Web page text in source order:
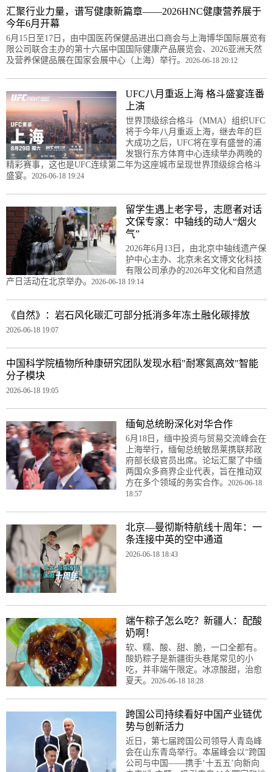
汇聚行业力量，谱写健康新篇章——2026HNC健康营养展于
今年6月开幕
6月15日至17日，由中国医药保健品进出口商会与上海博华国际展览有
限公司联合主办的第十六届中国国际健康产品展览会、2026亚洲天然
及营养保健品展在国家会展中心（上海）举行。 2026-06-18 20:12
UFC八月重返上海 格斗盛宴连番
上演
世界顶级综合格斗（MMA）组织UFC
将于今年八月重返上海，继去年的巨
大成功之后，UFC将在享有盛誉的浦
发银行东方体育中心连续举办两晚的
精彩赛事，这也是UFC连续第二年为这座城市呈现世界顶级综合格斗
盛宴。 2026-06-18 19:24
留学生遇上老字号，志愿者对话
文保专家：中轴线的动人“烟火
气”
2026年6月13日，由北京中轴线遗产保
护中心主办、北京未名文博文化科技
有限公司承办的2026年文化和自然遗
产日活动在北京举办。 2026-06-18 19:14
《自然》：岩石风化碳汇可部分抵消多年冻土融化碳排放
2026-06-18 19:07
中国科学院植物所种康研究团队发现水稻"耐寒氮高效"智能
分子模块
2026-06-18 19:05
缅甸总统盼深化对华合作
6月18日，缅中投资与贸易交流峰会在
上海举行，缅甸总统敏昂莱携联邦政
府部长级官员出席。论坛汇聚了中缅
两国众多商界企业代表，旨在推动双
方在多个领域的务实合作。 2026-06-18
18:57
北京—曼彻斯特航线十周年：一
条连接中英的空中通道
2026-06-18 18:43
端午粽子怎么吃？新疆人：配酸
奶啊！
软、糯、酸、甜、脆，一口全都有。
酸奶粽子是新疆街头巷尾常见的小
吃，并非端午限定。冰凉酸甜，治愈
夏天。 2026-06-18 18:28
跨国公司持续看好中国产业链优
势与创新活力
近日，第七届跨国公司领导人青岛峰
会在山东青岛举行。本届峰会以“跨国
公司与中国——携手‘十五五’向新向